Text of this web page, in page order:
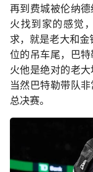
再到费城被伦纳
火找到家的感觉
求，就是老大和
位的吊车尾，巴
火他是绝对的老大
当然巴特勒带队
总决赛。